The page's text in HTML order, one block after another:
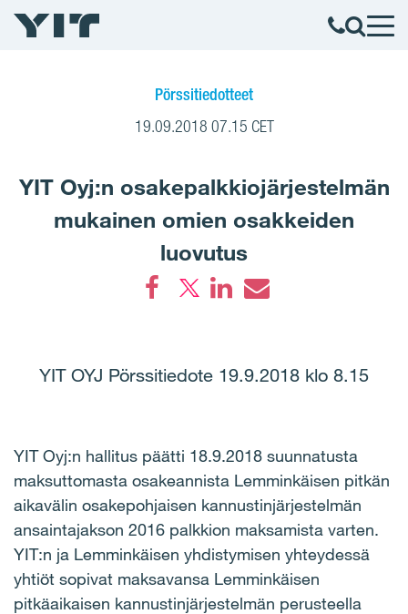
Pörssitiedotteet
19.09.2018 07.15 CET
YIT Oyj:n osakepalkkiojärjestelmän
mukainen omien osakkeiden
luovutus
YIT OYJ Pörssitiedote 19.9.2018 klo 8.15
YIT Oyj:n hallitus päätti 18.9.2018 suunnatusta
maksuttomasta osakeannista Lemminkäisen pitkän
aikavälin osakepohjaisen kannustinjärjestelmän
ansaintajakson 2016 palkkion maksamista varten.
YIT:n ja Lemminkäisen yhdistymisen yhteydessä
yhtiöt sopivat maksavansa Lemminkäisen
pitkäaikaisen kannustinjärjestelmän perusteella